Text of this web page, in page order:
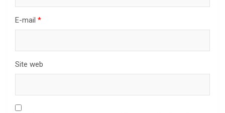
E-mail *
Site web